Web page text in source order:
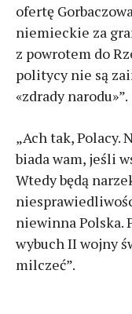
ofertę
niemieckie za
z powrotem do
politycy nie są
«zdrady narodu»”.
„Ach tak, Polacy.
biada wam, jeśli
Wtedy będą
niewinna Polska.
wybuch II wojny
milczeć”.